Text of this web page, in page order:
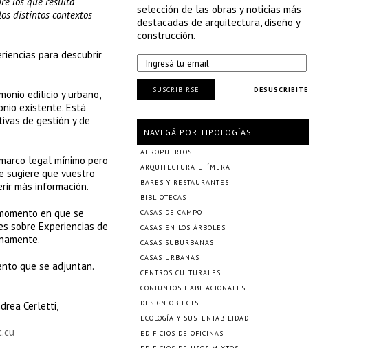
distintos contextos
para descubrir
edilicio y urbano,
existente. Está
de gestión y de
legal mínimo pero
sugiere que vuestro
más información.
en que se
sobre Experiencias de
que se adjuntan.
Cerletti,
selección de las obras y noticias más
destacadas de arquitectura, diseño y
construcción.
DESUSCRIBITE
SUSCRIBIRSE
NAVEGÁ POR TIPOLOGÍAS
AEROPUERTOS
ARQUITECTURA EFÍMERA
BARES Y RESTAURANTES
BIBLIOTECAS
CASAS DE CAMPO
CASAS EN LOS ÁRBOLES
CASAS SUBURBANAS
CASAS URBANAS
CENTROS CULTURALES
CONJUNTOS HABITACIONALES
DESIGN OBJECTS
ECOLOGÍA Y SUSTENTABILIDAD
EDIFICIOS DE OFICINAS